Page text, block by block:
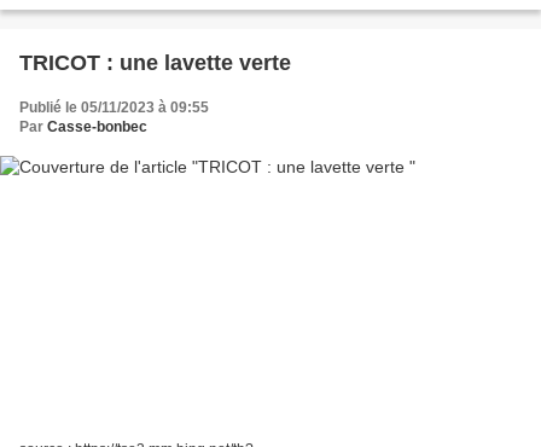
puis avec la plante...
TRICOT : une lavette verte
Publié le 05/11/2023 à 09:55
Par Casse-bonbec